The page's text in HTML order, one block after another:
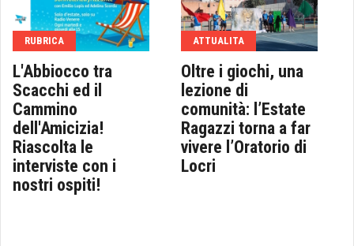
RUBRICA
L'Abbiocco tra
Scacchi ed il
Cammino
dell'Amicizia!
Riascolta le
interviste con i
nostri ospiti!
ATTUALITA
Oltre i giochi, una
lezione di
comunità: l’Estate
Ragazzi torna a far
vivere l’Oratorio di
Locri